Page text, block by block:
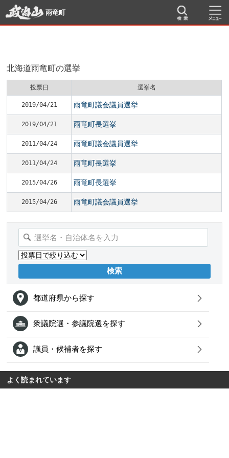
雨竜町
北海道雨竜町の選挙
投票日 選挙名
2019/04/21 雨竜町議会議員選挙
2019/04/21 雨竜町長選挙
2011/04/24 雨竜町議会議員選挙
2011/04/24 雨竜町長選挙
2015/04/26 雨竜町長選挙
2015/04/26 雨竜町議会議員選挙
都道府県から探す
衆議院選・参議院選を探す
議員・候補者を探す
よく読まれています